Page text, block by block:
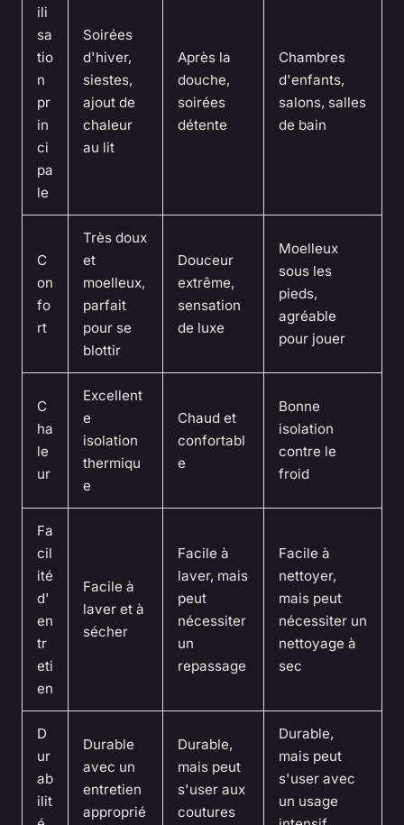
ili
sa
tio
n
pr
in
ci
pa
le
Soirées
d'hiver,
siestes,
ajout de
chaleur
au lit
Après la
douche,
soirées
détente
Chambres
d'enfants,
salons, salles
de bain
C
on
fo
rt
Très doux
et
moelleux,
parfait
pour se
blottir
Douceur
extrême,
sensation
de luxe
Moelleux
sous les
pieds,
agréable
pour jouer
C
ha
le
ur
Excellent
e
isolation
thermiqu
e
Chaud et
confortabl
e
Bonne
isolation
contre le
froid
Fa
cil
ité
d'
en
tr
eti
en
Facile à
laver et à
sécher
Facile à
laver, mais
peut
nécessiter
un
repassage
Facile à
nettoyer,
mais peut
nécessiter un
nettoyage à
sec
D
ur
ab
ilit
Durable
avec un
entretien
approprié
Durable,
mais peut
s'user aux
coutures
Durable,
mais peut
s'user avec
un usage